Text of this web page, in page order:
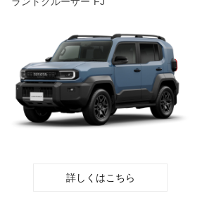
詳しくはこちら